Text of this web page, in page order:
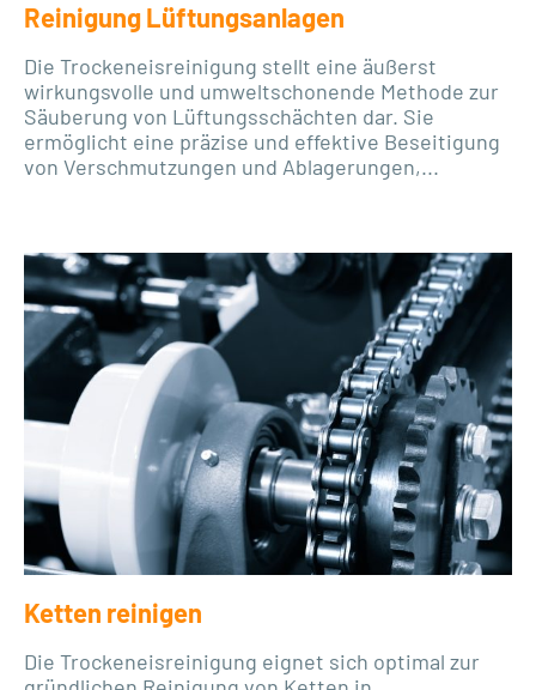
Reinigung Lüftungsanlagen
Die Trockeneisreinigung stellt eine äußerst
wirkungsvolle und umweltschonende Methode zur
Säuberung von Lüftungsschächten dar. Sie
ermöglicht eine präzise und effektive Beseitigung
von Verschmutzungen und Ablagerungen,...
Ketten reinigen
Die Trockeneisreinigung eignet sich optimal zur